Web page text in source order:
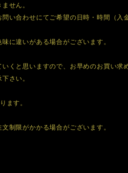
せん。
い合わせにてご希望の日時・時間（入
に違いがある場合がございます。
くと思いますので、お早めのお買い求
さい。
ます。
制限がかかる場合がございます。